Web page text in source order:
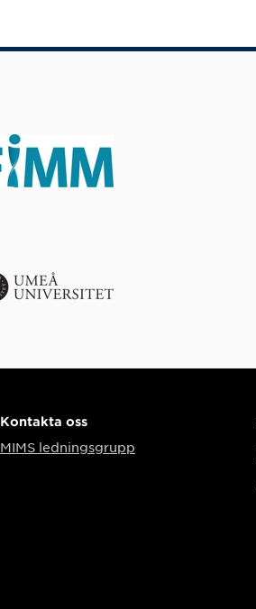
Kontakta oss
MIMS ledningsgrupp